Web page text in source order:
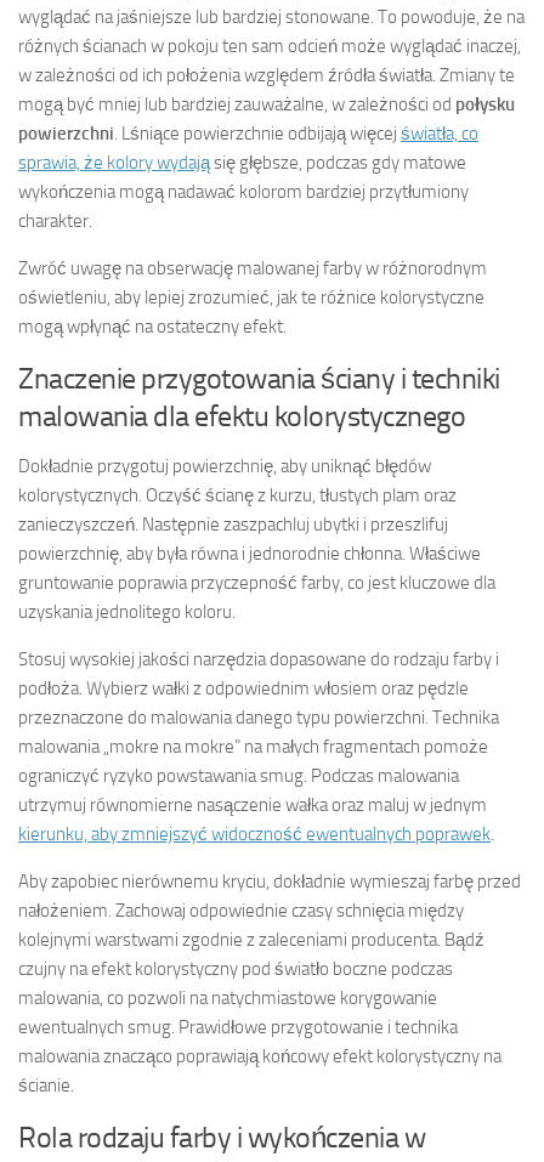
wyglądać na jaśniejsze lub bardziej stonowane. To powoduje, że na
różnych ścianach w pokoju ten sam odcień może wyglądać inaczej,
w zależności od ich położenia względem źródła światła. Zmiany te
mogą być mniej lub bardziej zauważalne, w zależności od połysku
powierzchni . Lśniące powierzchnie odbijają więcej światła, co
sprawia, że kolory wydająsię głębsze, podczas gdy matowe
wykończenia mogą nadawać kolorom bardziej przytłumiony
charakter.
Zwróć uwagę na obserwację malowanej farby w różnorodnym
oświetleniu, aby lepiej zrozumieć, jak te różnice kolorystyczne
mogą wpłynąć na ostateczny efekt.
Znaczenie przygotowania ściany i techniki
malowania dla efektu kolorystycznego
Dokładnie przygotuj powierzchnię, aby uniknąć błędów
kolorystycznych. Oczyść ścianę z kurzu, tłustych plam oraz
zanieczyszczeń. Następnie zaszpachluj ubytki i przeszlifuj
powierzchnię, aby była równa i jednorodnie chłonna. Właściwe
gruntowanie poprawia przyczepność farby, co jest kluczowe dla
uzyskania jednolitego koloru.
Stosuj wysokiej jakości narzędzia dopasowane do rodzaju farby i
podłoża. Wybierz wałki z odpowiednim włosiem oraz pędzle
przeznaczone do malowania danego typu powierzchni. Technika
malowania „mokre na mokre” na małych fragmentach pomoże
ograniczyć ryzyko powstawania smug. Podczas malowania
utrzymuj równomierne nasączenie wałka oraz maluj w jednym
kierunku, aby zmniejszyć widoczność ewentualnych poprawek
Aby zapobiec nierównemu kryciu, dokładnie wymieszaj farbę przed
nałożeniem. Zachowaj odpowiednie czasy schnięcia między
kolejnymi warstwami zgodnie z zaleceniami producenta. Bądź
czujny na efekt kolorystyczny pod światło boczne podczas
malowania, co pozwoli na natychmiastowe korygowanie
ewentualnych smug. Prawidłowe przygotowanie i technika
malowania znacząco poprawiają końcowy efekt kolorystyczny na
ścianie.
Rola rodzaju farby i wykończenia w